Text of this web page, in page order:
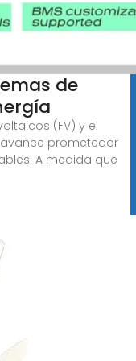
de
(FV) y el
prometedor
A medida que